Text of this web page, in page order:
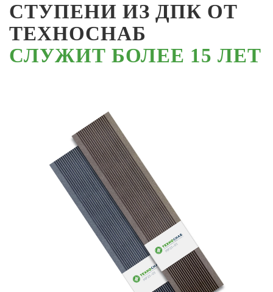
СТУПЕНИ ИЗ ДПК ОТ
ТЕХНОСНАБ
СЛУЖИТ БОЛЕЕ 15 ЛЕТ